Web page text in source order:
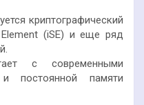
криптографический
(iSE) и еще ряд
с современными
и постоянной памяти